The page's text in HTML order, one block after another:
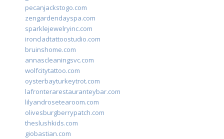
pecanjackstogo.com
zengardendayspa.com
sparklejewelryinc.com
ironcladtattoostudio.com
bruinshome.com
annascleaningsvc.com
wolfcitytattoo.com
oysterbayturkeytrot.com
lafronterarestauranteybar.com
lilyandrosetearoom.com
olivesburgberrypatch.com
theslushkids.com
giobastian.com